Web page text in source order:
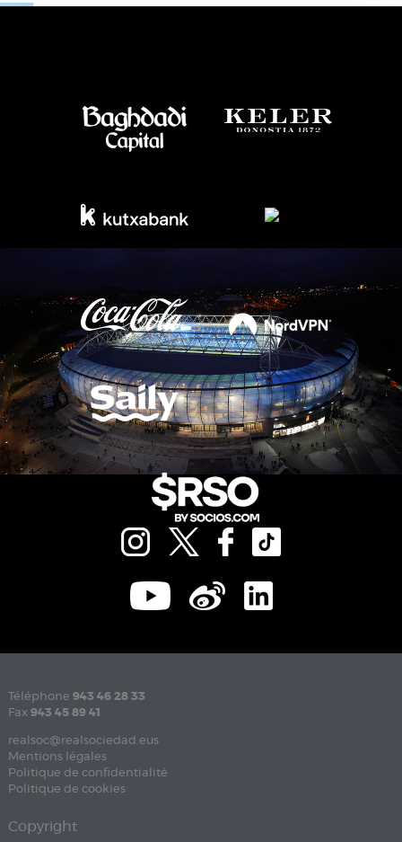
Téléphone 943 46 28 33
Fax 943 45 89 41
realsoc@realsociedad.eus
Mentions légales
Politique de confidentialité
Politique de cookies
Copyright